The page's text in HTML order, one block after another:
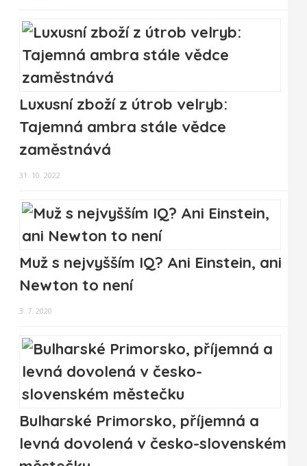
Luxusní zboží z útrob velryb:
Tajemná ambra stále vědce
zaměstnává
31. 10. 2022
Muž s nejvyšším IQ? Ani Einstein, ani
Newton to není
3. 7. 2020
Bulharské Primorsko, příjemná a
levná dovolená v česko-slovenském